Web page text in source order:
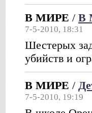
В МИРЕ / В
7-5-2010, 18:31
Шестерых
убийств и
В МИРЕ /
7-5-2010, 19:19